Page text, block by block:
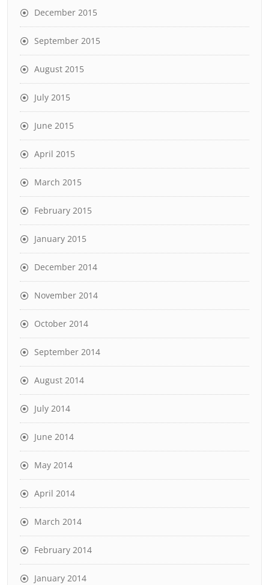
December 2015
September 2015
August 2015
July 2015
June 2015
April 2015
March 2015
February 2015
January 2015
December 2014
November 2014
October 2014
September 2014
August 2014
July 2014
June 2014
May 2014
April 2014
March 2014
February 2014
January 2014